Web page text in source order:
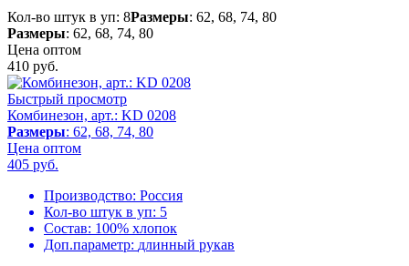
Кол-во штук в уп: 8Размеры: 62, 68, 74, 80
Размеры: 62, 68, 74, 80
Цена оптом
410 руб.
Быстрый просмотр
Комбинезон, арт.: KD 0208
Размеры: 62, 68, 74, 80
Цена оптом
405 руб.
Производство: Россия
Кол-во штук в уп: 5
Состав: 100% хлопок
Доп.параметр: длинный рукав